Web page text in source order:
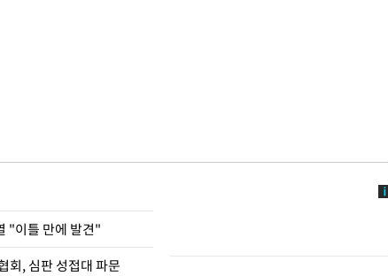
"이틀 만에 발견"
, 심판 성접대 파문